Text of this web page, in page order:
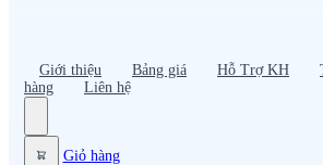
Giới thiệu Bảng giá Hỗ Trợ KH
hàng
Liên hệ
Giỏ hàng